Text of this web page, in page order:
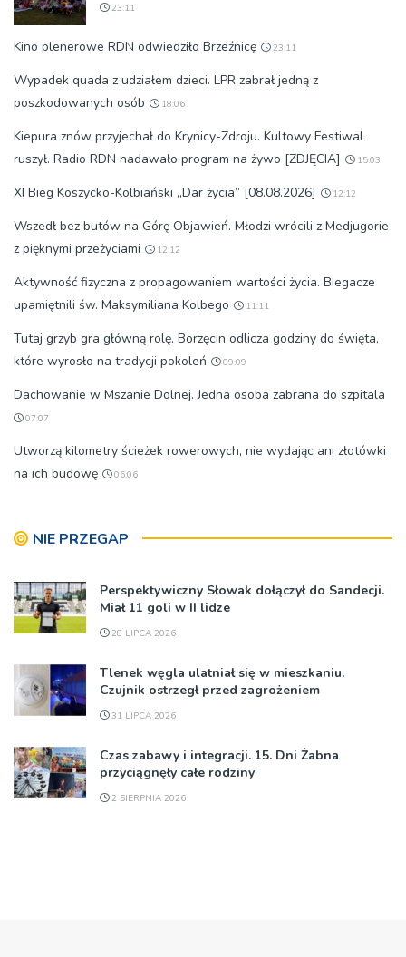
23:11
Kino plenerowe RDN odwiedziło Brzeźnicę 23:11
Wypadek quada z udziałem dzieci. LPR zabrał jedną z
poszkodowanych osób
18:06
Kiepura znów przyjechał do Krynicy-Zdroju. Kultowy Festiwal
ruszył. Radio RDN nadawało program na żywo [ZDJĘCIA]
15:03
XI Bieg Koszycko-Kolbiański „Dar życia” [08.08.2026] 12:12
Wszedł bez butów na Górę Objawień. Młodzi wrócili z Medjugorie
z pięknymi przeżyciami
12:12
Aktywność fizyczna z propagowaniem wartości życia. Biegacze
upamiętnili św. Maksymiliana Kolbego
11:11
Tutaj grzyb gra główną rolę. Borzęcin odlicza godziny do święta,
które wyrosło na tradycji pokoleń
09:09
Dachowanie w Mszanie Dolnej. Jedna osoba zabrana do szpitala
07:07
Utworzą kilometry ścieżek rowerowych, nie wydając ani złotówki
na ich budowę
06:06
NIE PRZEGAP
Perspektywiczny Słowak dołączył do Sandecji.
Miał 11 goli w II lidze
28 LIPCA 2026
Tlenek węgla ulatniał się w mieszkaniu.
Czujnik ostrzegł przed zagrożeniem
31 LIPCA 2026
Czas zabawy i integracji. 15. Dni Żabna
przyciągnęły całe rodziny
2 SIERPNIA 2026